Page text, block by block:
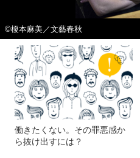
©榎本麻美／文藝春秋
働きたくない。その罪悪感か
ら抜け出すには？